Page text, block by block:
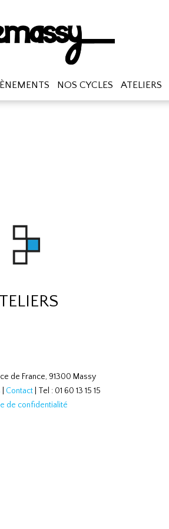
NOS CYCLES ATELIERS
de France, 91300 Massy
Contact| Tel : 01 60 13 15 15
de confidentialité